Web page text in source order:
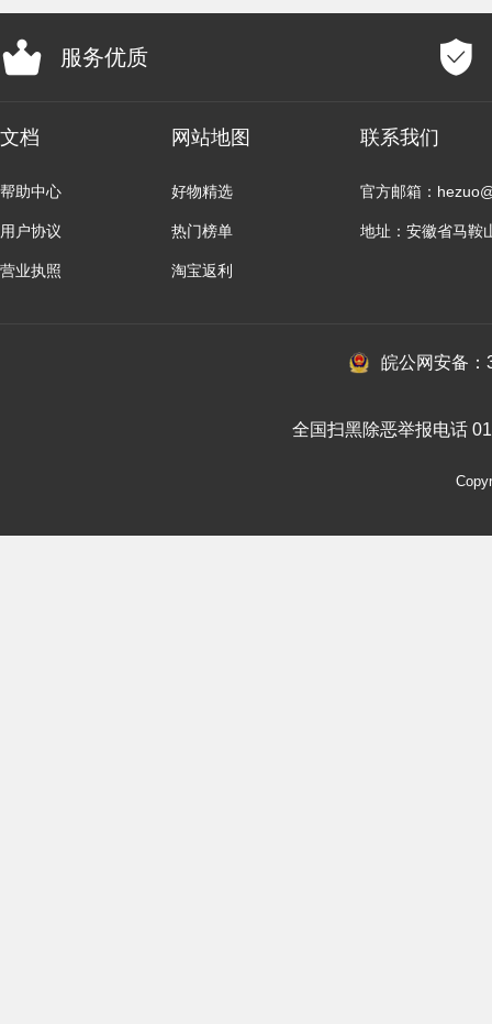
服务优质
文档
帮助中心
用户协议
营业执照
网站地图
好物精选
热门榜单
淘宝返利
联系我们
官方邮箱：
地址：安徽省马鞍
皖公网安备
全国扫黑除恶举报电话